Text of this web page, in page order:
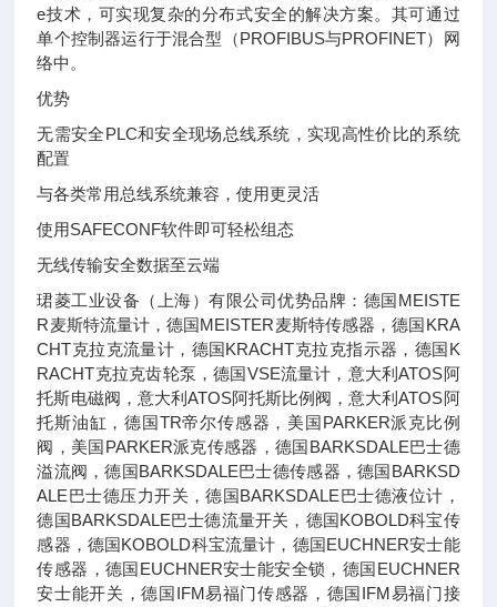
e技术，可实现复杂的分布式安全的解决方案。其可通过
单个控制器运行于混合型（PROFIBUS与PROFINET）网
络中。
优势
无需安全PLC和安全现场总线系统，实现高性价比的系统
配置
与各类常用总线系统兼容，使用更灵活
使用SAFECONF软件即可轻松组态
无线传输安全数据至云端
珺菱工业设备（上海）有限公司优势品牌：德国MEISTE
R麦斯特流量计，德国MEISTER麦斯特传感器，德国KRA
CHT克拉克流量计，德国KRACHT克拉克指示器，德国K
RACHT克拉克齿轮泵，德国VSE流量计，意大利ATOS阿
托斯电磁阀，意大利ATOS阿托斯比例阀，意大利ATOS阿
托斯油缸，德国TR帝尔传感器，美国PARKER派克比例
阀，美国PARKER派克传感器，德国BARKSDALE巴士德
溢流阀，德国BARKSDALE巴士德传感器，德国BARKSD
ALE巴士德压力开关，德国BARKSDALE巴士德液位计，
德国BARKSDALE巴士德流量开关，德国KOBOLD科宝传
感器，德国KOBOLD科宝流量计，德国EUCHNER安士能
传感器，德国EUCHNER安士能安全锁，德国EUCHNER
安士能开关，德国IFM易福门传感器，德国IFM易福门接